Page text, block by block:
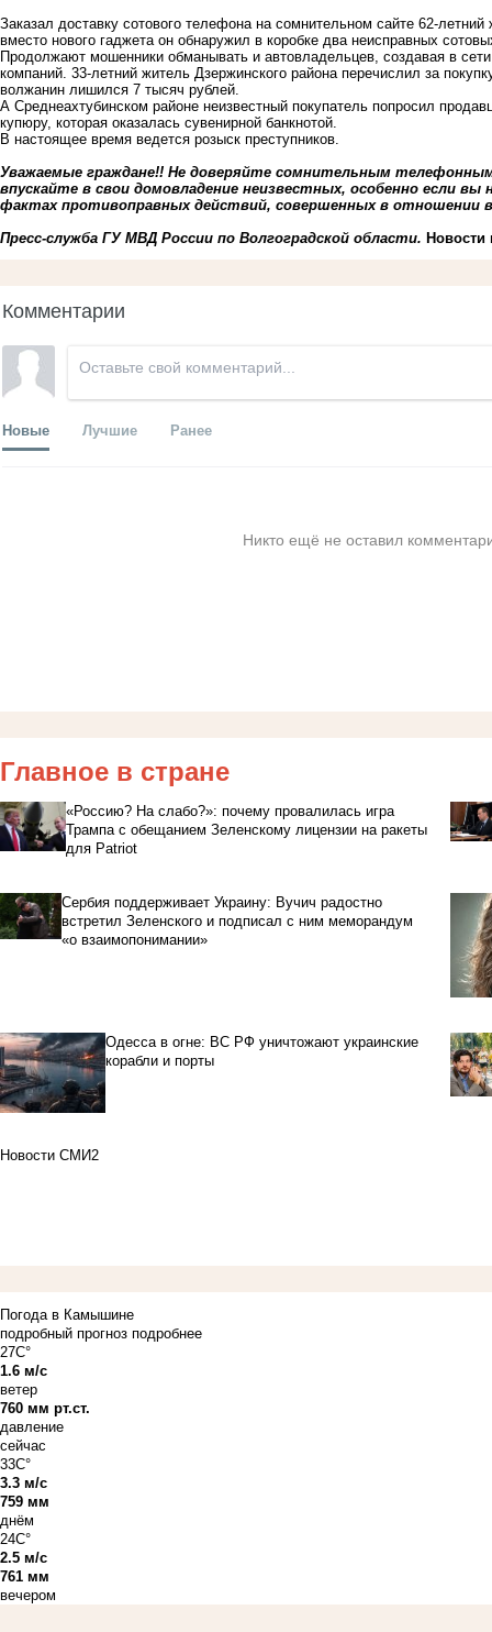
Заказал доставку сотового телефона на сомнительном сайте 62-
вместо нового гаджета он обнаружил в коробке два неисправных
Продолжают мошенники обманывать и автовладельцев, создавая в
компаний. 33-летний житель Дзержинского района перечислил за
волжанин лишился 7 тысяч рублей.
А Среднеахтубинском районе неизвестный покупатель попросил
купюру, которая оказалась сувенирной банкнотой.
В настоящее время ведется розыск преступников.
Уважаемые граждане!! Не доверяйте сомнительным
впускайте в свои домовладение неизвестных, особенно если
фактах противоправных действий, совершенных в отношении
Пресс-служба ГУ МВД России по Волгоградской области. Новости
Комментарии
Новые Лучшие Ранее
Никто ещё не оставил
Главное в стране
«Россию? На слабо?»: почему провалилась игра
Трампа с обещанием Зеленскому лицензии на ракеты
для Patriot
Сербия поддерживает Украину: Вучич радостно
встретил Зеленского и подписал с ним меморандум
«о взаимопонимании»
Одесса в огне: ВС РФ уничтожают украинские
корабли и порты
Новости СМИ2
Погода в Камышине
подробный прогноз подробнее
27C°
1.6 м/с
ветер
760 мм рт.ст.
давление
сейчас
33C°
3.3 м/с
759 мм
днём
24C°
2.5 м/с
761 мм
вечером